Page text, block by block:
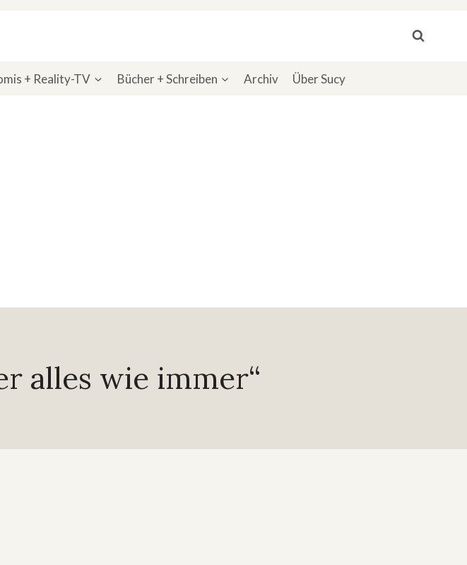
+ Reality-TV Bücher + Schreiben Archiv Über Sucy
alles wie immer“